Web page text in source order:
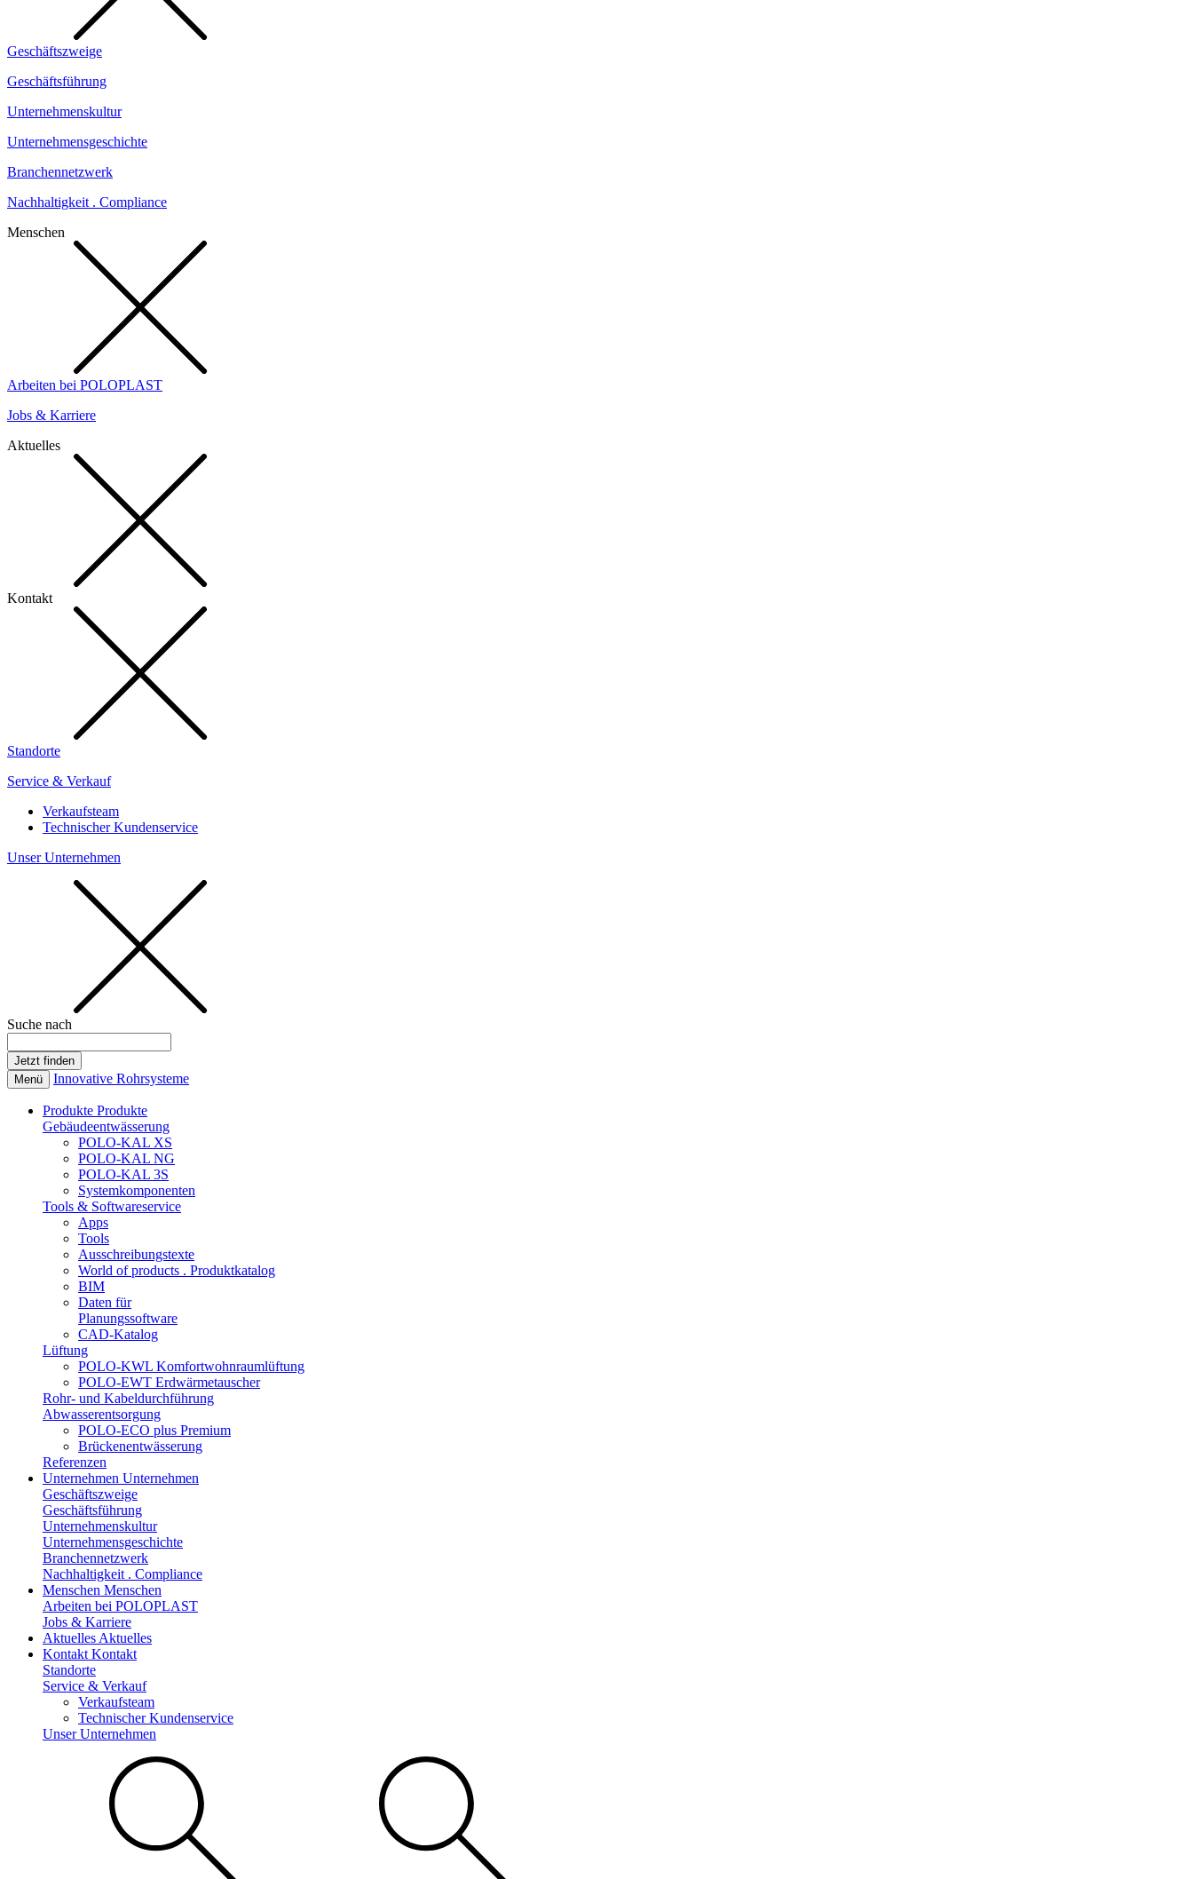
Geschäftszweige
Geschäftsführung
Unternehmenskultur
Unternehmensgeschichte
Branchennetzwerk
Nachhaltigkeit . Compliance
Menschen
Arbeiten bei POLOPLAST
Jobs & Karriere
Aktuelles
Kontakt
Standorte
Service & Verkauf
Verkaufsteam
Technischer Kundenservice
Unser Unternehmen
Suche nach
Menü Innovative Rohrsysteme
Produkte Produkte
Gebäudeentwässerung
POLO-KAL XS
POLO-KAL NG
POLO-KAL 3S
Systemkomponenten
Tools & Softwareservice
Apps
Tools
Ausschreibungstexte
World of products . Produktkatalog
BIM
Daten für
Planungssoftware
CAD-Katalog
Lüftung
POLO-KWL Komfortwohnraumlüftung
POLO-EWT Erdwärmetauscher
Rohr- und Kabeldurchführung
Abwasserentsorgung
POLO-ECO plus Premium
Brückenentwässerung
Referenzen
Unternehmen Unternehmen
Geschäftszweige
Geschäftsführung
Unternehmenskultur
Unternehmensgeschichte
Branchennetzwerk
Nachhaltigkeit . Compliance
Menschen Menschen
Arbeiten bei POLOPLAST
Jobs & Karriere
Aktuelles Aktuelles
Kontakt Kontakt
Standorte
Service & Verkauf
Verkaufsteam
Technischer Kundenservice
Unser Unternehmen